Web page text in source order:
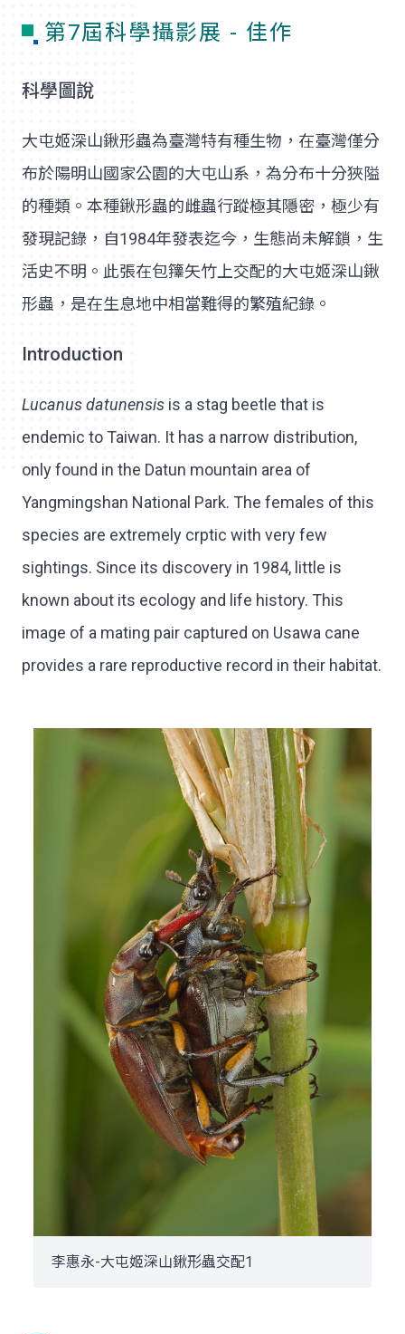
第7屆科學攝影展 - 佳作
科學圖說
大屯姬深山鍬形蟲為臺灣特有種生物，在臺灣僅分
布於陽明山國家公園的大屯山系，為分布十分狹隘
的種類。本種鍬形蟲的雌蟲行蹤極其隱密，極少有
發現記錄，自1984年發表迄今，生態尚未解鎖，生
活史不明。此張在包籜矢竹上交配的大屯姬深山鍬
形蟲，是在生息地中相當難得的繁殖紀錄。
Introduction
Lucanus datunensis is a stag beetle that is
endemic to Taiwan. It has a narrow distribution,
only found in the Datun mountain area of
Yangmingshan National Park. The females of this
species are extremely crptic with very few
sightings. Since its discovery in 1984, little is
known about its ecology and life history. This
image of a mating pair captured on Usawa cane
provides a rare reproductive record in their habitat.
李惠永-大屯姬深山鍬形蟲交配1